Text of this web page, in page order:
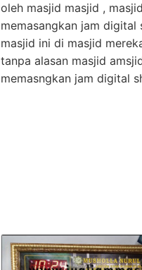
oleh masjid masjid ,
memasangkan jam digital
masjid ini di masjid
tanpa alasan masjid
memasngkan jam digital